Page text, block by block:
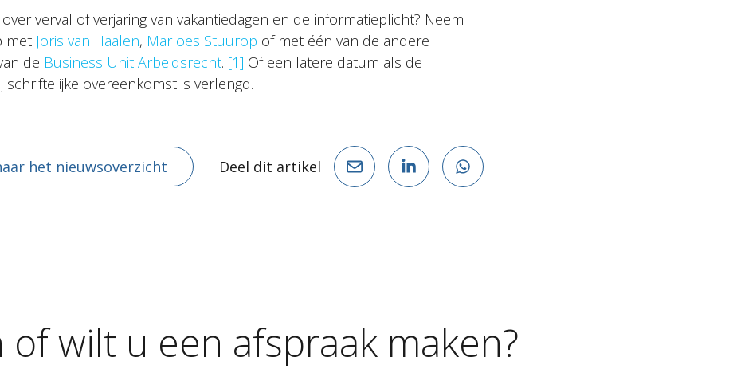
verval of verjaring van vakantiedagen en de informatieplicht? Neem
met Joris van Haalen, Marloes Stuurop of met één van de andere
de Business Unit Arbeidsrecht. [1] Of een latere datum als de
schriftelijke overeenkomst is verlengd.
het nieuwsoverzicht Deel dit artikel
ofwilt u een afspraak maken?